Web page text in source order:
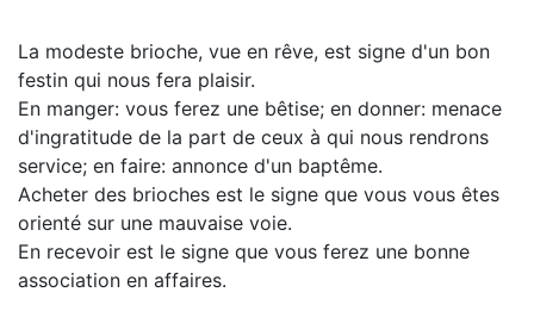
La modeste brioche, vue en rêve, est signe d'un bon
festin qui nous fera plaisir.
En manger: vous ferez une bêtise; en donner: menace
d'ingratitude de la part de ceux à qui nous rendrons
service; en faire: annonce d'un baptême.
Acheter des brioches est le signe que vous vous êtes
orienté sur une mauvaise voie.
En recevoir est le signe que vous ferez une bonne
association en affaires.